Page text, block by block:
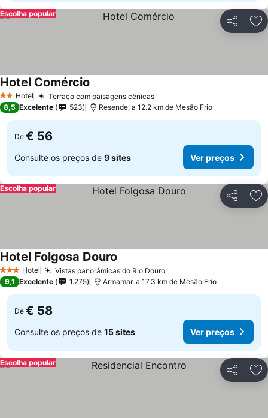
Partilhar
Escolha popular
2 Estrelas
Hotel Terraço com paisagens cênicas
Hotel Comércio
8,5 Excelente 523 Resende, a 12.2 km de Mesão Frio
De € 56
Consulte os preços de 9 sites Ver preços
Partilhar
Escolha popular
3 EstrelasHotel Vistas panorâmicas do Rio Douro
Hotel Folgosa Douro
9,1 Excelente 1.275 Armamar, a 17.3 km de Mesão Frio
De € 58
Consulte os preços de 15 sites Ver preços
Partilhar
Escolha popular